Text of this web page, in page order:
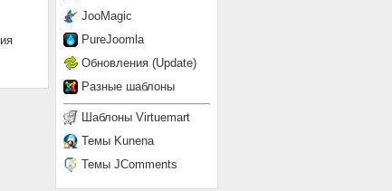
JooMagic
PureJoomla
Обновления (Update)
Разные шаблоны
Шаблоны Virtuemart
Темы Kunena
Темы JComments